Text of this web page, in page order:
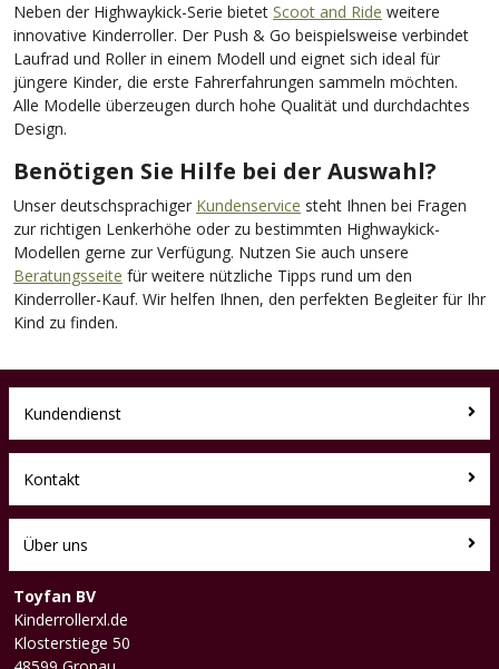
Neben der Highwaykick-Serie bietet Scoot and Ride weitere
innovative Kinderroller. Der Push & Go beispielsweise verbindet
Laufrad und Roller in einem Modell und eignet sich ideal für
jüngere Kinder, die erste Fahrerfahrungen sammeln möchten.
Alle Modelle überzeugen durch hohe Qualität und durchdachtes
Design.
Benötigen Sie Hilfe bei der Auswahl?
Unser deutschsprachiger Kundenservice steht Ihnen bei Fragen
zur richtigen Lenkerhöhe oder zu bestimmten Highwaykick-
Modellen gerne zur Verfügung. Nutzen Sie auch unsere
Beratungsseite für weitere nützliche Tipps rund um den
Kinderroller-Kauf. Wir helfen Ihnen, den perfekten Begleiter für Ihr
Kind zu finden.
Kundendienst
Kontakt
Über uns
Toyfan BV
Kinderrollerxl.de
Klosterstiege 50